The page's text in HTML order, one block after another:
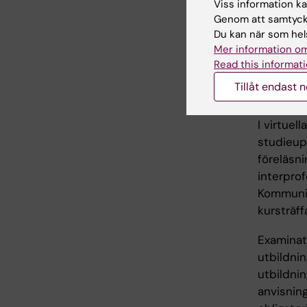
Kursen
I
Viss information
Genom att
Du kan när som
Mer information
Read this
Tillåt endast